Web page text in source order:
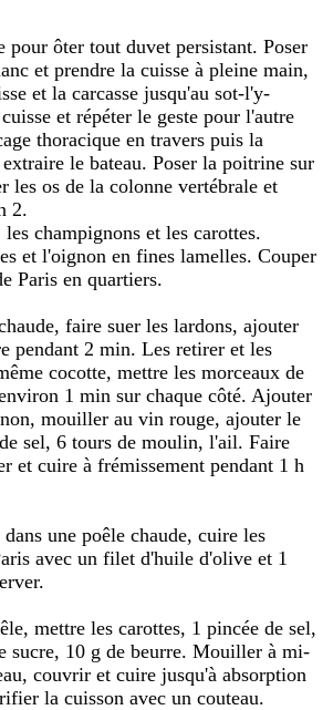
ôter tout duvet persistant. Poser
et prendre la cuisse à pleine main,
et la carcasse jusqu'au sot-l'y-
et répéter le geste pour l'autre
thoracique en travers puis la
le bateau. Poser la poitrine sur
les os de la colonne vertébrale et
2.
champignons et les carottes.
et l'oignon en fines lamelles. Couper
Paris en quartiers.
faire suer les lardons, ajouter
pendant 2 min. Les retirer et les
cocotte, mettre les morceaux de
1 min sur chaque côté. Ajouter
mouiller au vin rouge, ajouter le
sel, 6 tours de moulin, l'ail. Faire
et cuire à frémissement pendant 1 h
une poêle chaude, cuire les
avec un filet d'huile d'olive et 1
mettre les carottes, 1 pincée de sel,
sucre, 10 g de beurre. Mouiller à mi-
couvrir et cuire jusqu'à absorption
la cuisson avec un couteau.